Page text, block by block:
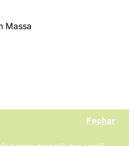
Fechar
Massa
Todos os Direitos Reservados